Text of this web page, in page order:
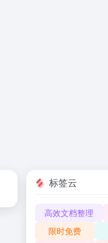
标签云
高效文档整理
限时免费